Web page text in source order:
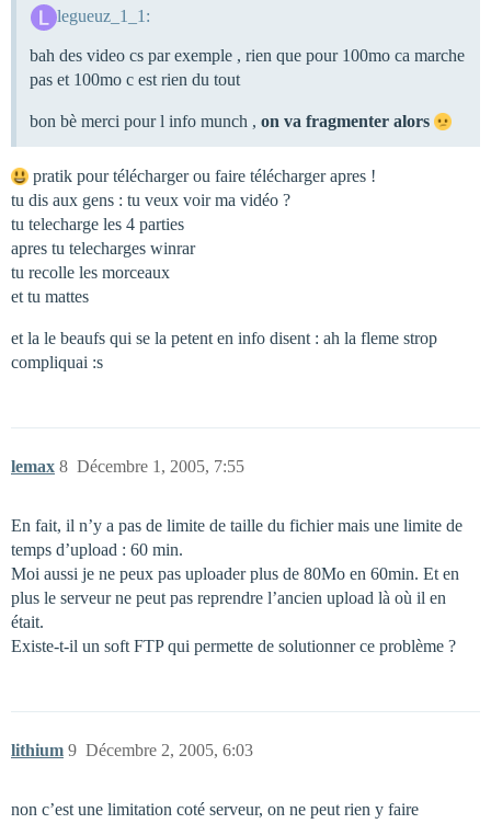
legueuz_1_1:
bah des video cs par exemple , rien que pour 100mo ca marche
pas et 100mo c est rien du tout
bon bè merci pour l info munch , on va fragmenter alors
pratik pour télécharger ou faire télécharger apres !
tu dis aux gens : tu veux voir ma vidéo ?
tu telecharge les 4 parties
apres tu telecharges winrar
tu recolle les morceaux
et tu mattes
et la le beaufs qui se la petent en info disent : ah la fleme strop
compliquai :s
lemax Décembre 1, 2005, 7:55
8
En fait, il n’y a pas de limite de taille du fichier mais une limite de
temps d’upload : 60 min.
Moi aussi je ne peux pas uploader plus de 80Mo en 60min. Et en
plus le serveur ne peut pas reprendre l’ancien upload là où il en
était.
Existe-t-il un soft FTP qui permette de solutionner ce problème ?
lithium Décembre 2, 2005, 6:03
9
non c’est une limitation coté serveur, on ne peut rien y faire